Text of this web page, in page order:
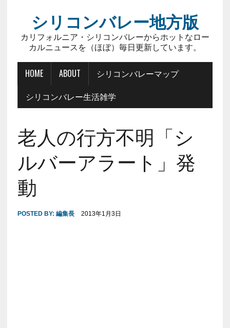
シリコンバレー地方版
カリフォルニア・シリコンバレーからホットなロー
カルニュースを（ほぼ）毎日更新しています。
HOME ABOUT
シリコンバレーマップ
シリコンバレー生活雑学
老人の行方不明「シ
ルバーアラート」発
動
POSTED BY: 編集長 2013年1月3日